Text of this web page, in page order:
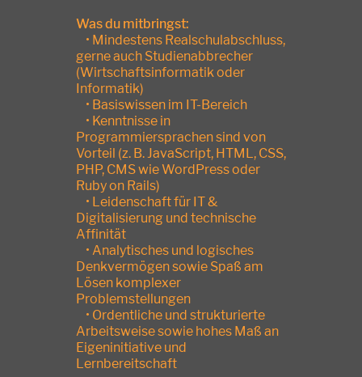
Was du mitbringst:
• Mindestens Realschulabschluss,
gerne auch Studienabbrecher
(Wirtschaftsinformatik oder
Informatik)
• Basiswissen im IT-Bereich
• Kenntnisse in
Programmiersprachen sind von
Vorteil (z. B. JavaScript, HTML, CSS,
PHP, CMS wie WordPress oder
Ruby on Rails)
• Leidenschaft für IT &
Digitalisierung und technische
Affinität
• Analytisches und logisches
Denkvermögen sowie Spaß am
Lösen komplexer
Problemstellungen
• Ordentliche und strukturierte
Arbeitsweise sowie hohes Maß an
Eigeninitiative und
Lernbereitschaft